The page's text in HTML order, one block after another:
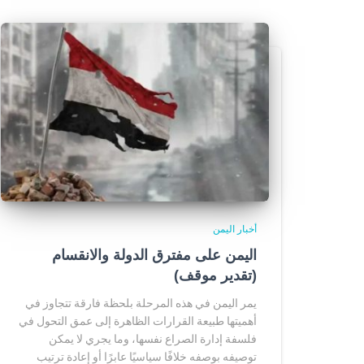
أخبار اليمن
اليمن على مفترق الدولة والانقسام
(تقدير موقف)
يمر اليمن في هذه المرحلة بلحظة فارقة تتجاوز في
أهميتها طبيعة القرارات الظاهرة إلى عمق التحول في
فلسفة إدارة الصراع نفسها، وما يجري لا يمكن
توصيفه بوصفه خلافًا سياسيًا عابرًا أو إعادة ترتيب